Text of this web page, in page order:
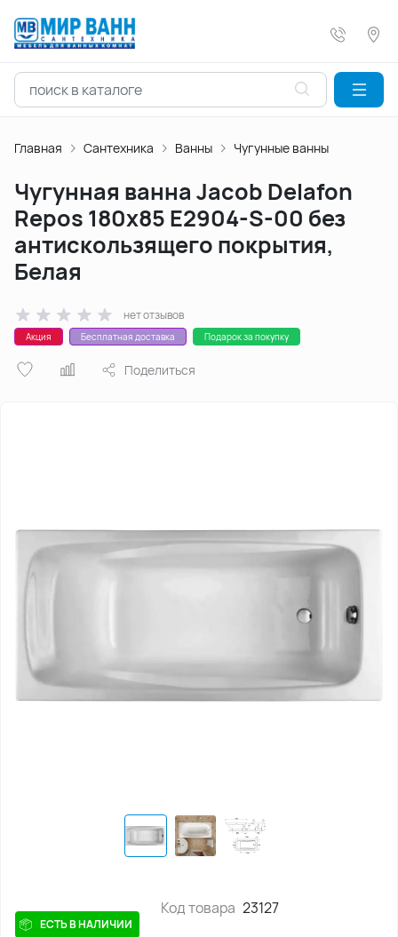
Главная Сантехника Ванны Чугунные ванны
Чугунная ванна Jacob Delafon
Repos 180х85 E2904-S-00 без
антискользящего покрытия,
Белая
нет отзывов
Акция Бесплатная доставка Подарок за покупку
Поделиться
ЕСТЬ В НАЛИЧИИ
Код товара 23127